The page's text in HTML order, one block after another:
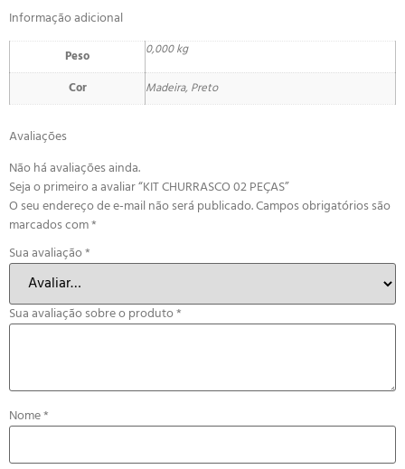
Informação adicional
Peso 0,000 kg
Cor Madeira, Preto
Avaliações
Não há avaliações ainda.
Seja o primeiro a avaliar “KIT CHURRASCO 02 PEÇAS”
O seu endereço de e-mail não será publicado.Campos obrigatórios são
marcados com*
Sua avaliação*
Sua avaliação sobre o produto*
Nome*